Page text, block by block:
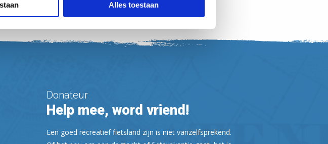
Alles toestaan
Donateur
Help mee, word vriend!
Een goed recreatief fietsland zijn is niet vanzelfsprekend.